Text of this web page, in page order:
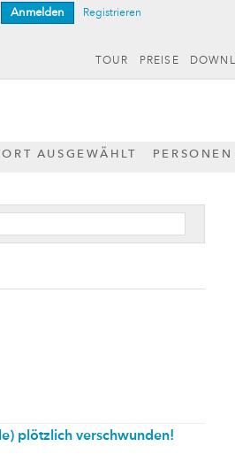
Registrieren
TOUR PREISE
AUSGEWÄHLT PERSONEN
plötzlich verschwunden!